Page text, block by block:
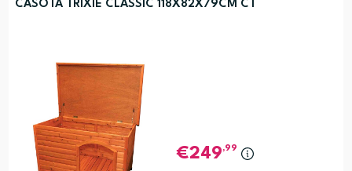
CASOTA TRIXIE CLASSIC 118X82X79CM CT
249,99